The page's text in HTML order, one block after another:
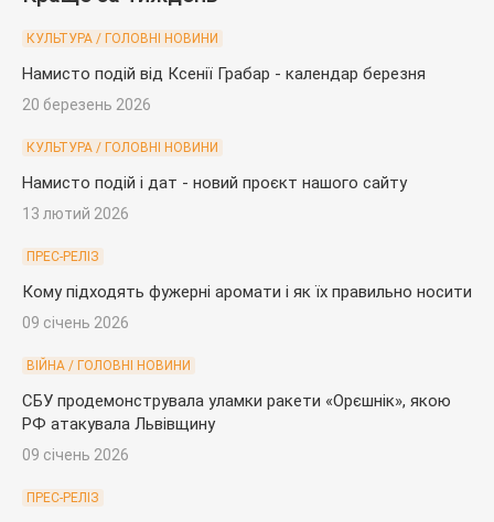
КУЛЬТУРА / ГОЛОВНІ НОВИНИ
Намисто подій від Ксенії Грабар - календар березня
20 березень 2026
КУЛЬТУРА / ГОЛОВНІ НОВИНИ
Намисто подій і дат - новий проєкт нашого сайту
13 лютий 2026
ПРЕС-РЕЛІЗ
Кому підходять фужерні аромати і як їх правильно носити
09 січень 2026
ВІЙНА / ГОЛОВНІ НОВИНИ
СБУ продемонструвала уламки ракети «Орєшнік», якою
РФ атакувала Львівщину
09 січень 2026
ПРЕС-РЕЛІЗ